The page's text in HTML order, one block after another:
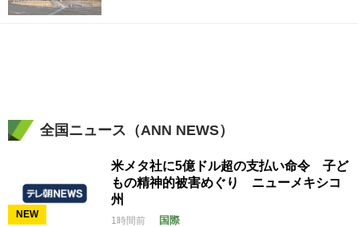
全国ニュース（ANN NEWS）
NEW
米メタ社に5億ドル超の支払い命令 子ど
もの精神的被害めぐり ニューメキシコ
州
1時間前 国際